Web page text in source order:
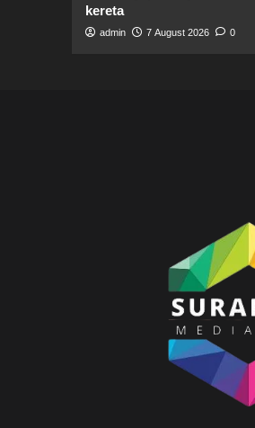
kereta
admin 7 August 2026 0